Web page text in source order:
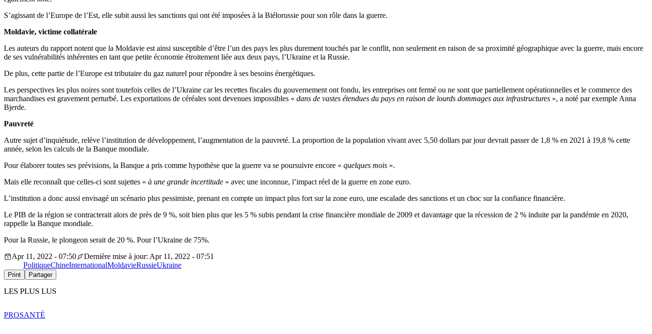
S’agissant de l’Europe de l’Est, elle subit aussi les sanctions qui ont été imposées à la Biélorussie pour son rôle dans la guerre.
Moldavie, victime collatérale
Les auteurs du rapport notent que la Moldavie est ainsi susceptible d’être l’un des pays les plus durement touchés par le conflit, non seulement en raison de sa proximité géographique avec la guerre, mais encore
de ses vulnérabilités inhérentes en tant que petite économie étroitement liée aux deux pays, l’Ukraine et la Russie.
De plus, cette partie de l’Europe est tributaire du gaz naturel pour répondre à ses besoins énergétiques.
Les perspectives les plus noires sont toutefois celles de l’Ukraine car les recettes fiscales du gouvernement ont fondu, les entreprises ont fermé ou ne sont que partiellement opérationnelles et le commerce des
marchandises est gravement perturbé. Les exportations de céréales sont devenues impossibles « dans de vastes étendues du pays en raison de lourds dommages aux infrastructures », a noté par exemple Anna
Bjerde.
Pauvreté
Autre sujet d’inquiétude, relève l’institution de développement, l’augmentation de la pauvreté. La proportion de la population vivant avec 5,50 dollars par jour devrait passer de 1,8 % en 2021 à 19,8 % cette
année, selon les calculs de la Banque mondiale.
Pour élaborer toutes ses prévisions, la Banque a pris comme hypothèse que la guerre va se poursuivre encore « quelques mois ».
Mais elle reconnaît que celles-ci sont sujettes « à une grande incertitude » avec une inconnue, l’impact réel de la guerre en zone euro.
L’institution a donc aussi envisagé un scénario plus pessimiste, prenant en compte un impact plus fort sur la zone euro, une escalade des sanctions et un choc sur la confiance financière.
Le PIB de la région se contracterait alors de près de 9 %, soit bien plus que les 5 % subis pendant la crise financière mondiale de 2009 et davantage que la récession de 2 % induite par la pandémie en 2020,
rappelle la Banque mondiale.
Pour la Russie, le plongeon serait de 20 %. Pour l’Ukraine de 75%.
Apr 11, 2022 - 07:50
Dernière mise à jour: Apr 11, 2022 - 07:51
PolitiqueChineInternationalMoldavieRussieUkraine
Print Partager
LES PLUS LUS
PROSANTÉ